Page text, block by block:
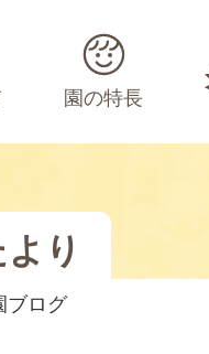
園の特長
り
ブログ